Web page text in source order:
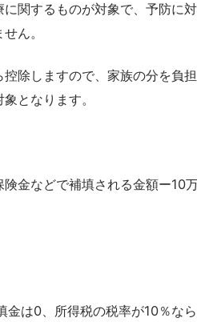
関するものが対象で、予防に
ん。
控除しますので、家族の分を負
となります。
険金などで補填される金額ー10
金は0、所得税の税率が10％な